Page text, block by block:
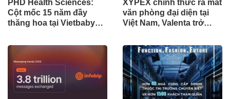
PHD Health Sciences:
Cột mốc 15 năm đầy
thăng hoa tại Vietbaby
XYPEX chính thức ra mắt
văn phòng đại diện tại
Việt Nam, Valenta trở
quyền